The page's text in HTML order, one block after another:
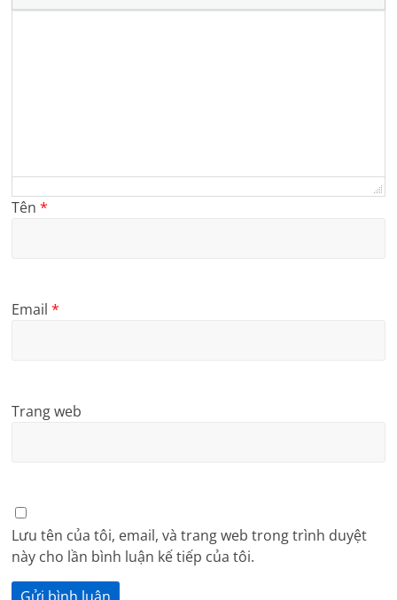
Tên*
Email*
Trang web
Lưu tên của tôi, email, và trang web trong trình duyệt
này cho lần bình luận kế tiếp của tôi.